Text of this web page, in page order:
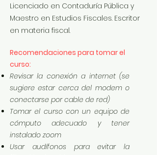
Licenciado en Contaduría Pública y
Maestro en Estudios Fiscales. Escritor
en materia fiscal.
Recomendaciones para tomar el
curso:
Revisar la conexión a internet (se
sugiere estar cerca del modem o
conectarse por cable de red)
Tomar el curso con un equipo de
cómputo adecuado y tener
instalado zoom
Usar audífonos para evitar la